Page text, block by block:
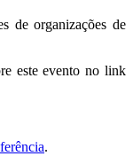
de organizações de
este evento no link
.